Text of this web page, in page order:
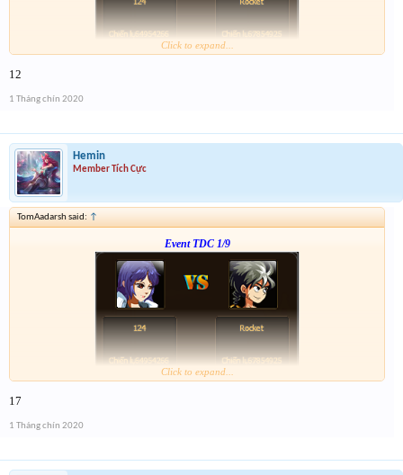
Click to expand...
12
1 Tháng chín 2020
Hemin
Member Tích Cực
TomAadarsh said: ↑
Event TDC 1/9
Click to expand...
17
1 Tháng chín 2020